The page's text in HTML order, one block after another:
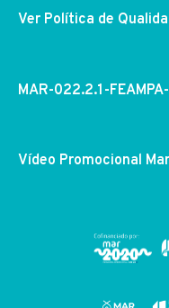
Ver Política de
MAR-022.2.1-
Vídeo Promocional